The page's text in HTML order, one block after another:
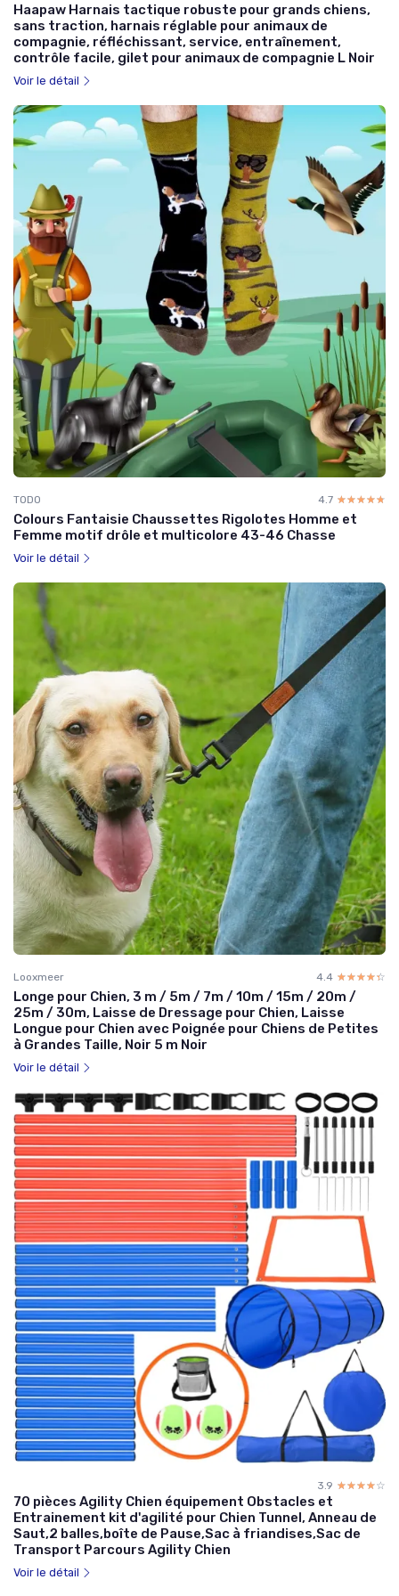
Haapaw Harnais tactique robuste pour grands chiens,
sans traction, harnais réglable pour animaux de
compagnie, réfléchissant, service, entraînement,
contrôle facile, gilet pour animaux de compagnie L Noir
Voir le détail
TODO 4.7 ☆☆☆☆☆
★★★★★
Colours Fantaisie Chaussettes Rigolotes Homme et
Femme motif drôle et multicolore 43-46 Chasse
Voir le détail
Looxmeer 4.4 ☆☆☆☆☆
★★★★★
Longe pour Chien, 3 m / 5m / 7m / 10m / 15m / 20m /
25m / 30m, Laisse de Dressage pour Chien, Laisse
Longue pour Chien avec Poignée pour Chiens de Petites
à Grandes Taille, Noir 5 m Noir
Voir le détail
3.9 ☆☆☆☆☆
★★★★★
70 pièces Agility Chien équipement Obstacles et
Entrainement kit d'agilité pour Chien Tunnel, Anneau de
Saut,2 balles,boîte de Pause,Sac à friandises,Sac de
Transport Parcours Agility Chien
Voir le détail